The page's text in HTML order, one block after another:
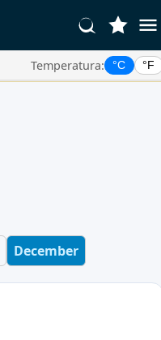
Temperatura: °C °F
December